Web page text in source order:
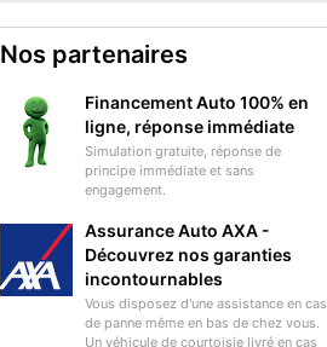
Nos partenaires
Financement Auto 100% en
ligne, réponse immédiate
Simulation gratuite, réponse de
principe immédiate et sans
engagement.
Assurance Auto AXA -
Découvrez nos garanties
incontournables
Vous disposez d'une assistance en cas
de panne même en bas de chez vous.
Un véhicule de courtoisie livré en cas